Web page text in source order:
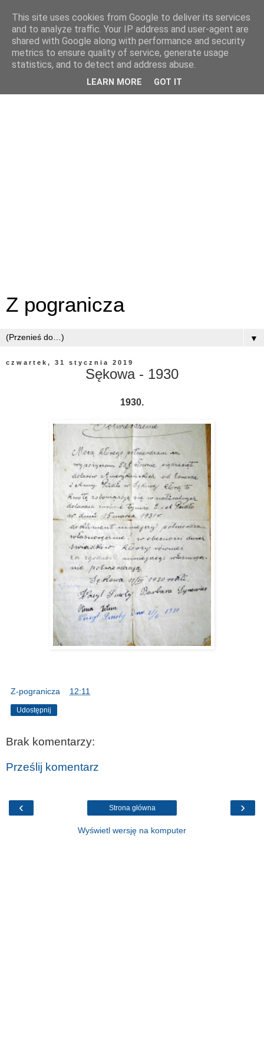
Z pogranicza
▼
czwartek, 31 stycznia 2019
Sękowa - 1930
1930.
Z-pogranicza 12:11
Udostępnij
Brak komentarzy:
Prześlij komentarz
‹ ›
Strona główna
Wyświetl wersję na komputer
This site uses cookies from Google to deliver its services
and to analyze traffic. Your IP address and user-agent are
shared with Google along with performance and security
metrics to ensure quality of service, generate usage
statistics, and to detect and address abuse.
LEARN MORE GOT IT